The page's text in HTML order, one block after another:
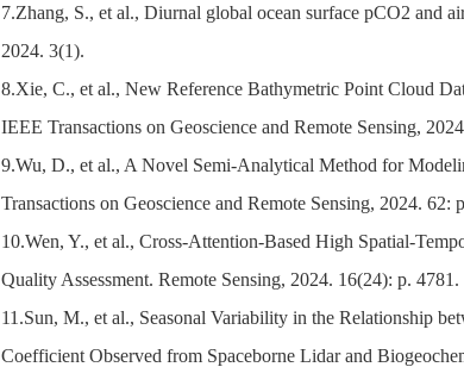
7.Zhang, S., et al., Diurnal global ocean surface pCO2 and
2024. 3(1).
8.Xie, C., et al., New Reference Bathymetric Point Cloud
IEEE Transactions on Geoscience and Remote Sensing,
9.Wu, D., et al., A Novel Semi-Analytical Method for
Transactions on Geoscience and Remote Sensing, 2024. 62:
10.Wen, Y., et al., Cross-Attention-Based High Spatial-
Quality Assessment. Remote Sensing, 2024. 16(24): p. 4781.
11.Sun, M., et al., Seasonal Variability in the Relationship
Coefficient Observed from Spaceborne Lidar and